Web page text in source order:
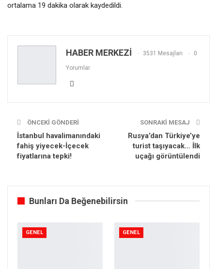
ortalama 19 dakika olarak kaydedildi.
HABER MERKEZİ 3531 Mesajları 0
Yorumlar
ÖNCEKI GÖNDERI
İstanbul havalimanındaki
fahiş yiyecek-İçecek
fiyatlarına tepki!
SONRAKI MESAJ
Rusya’dan Türkiye’ye
turist taşıyacak… İlk
uçağı görüntülendi
Bunları Da Beğenebilirsin
GENEL GENEL